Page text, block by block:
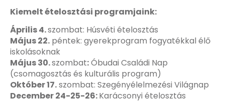
Kiemelt ételosztási programjaink:
Április 4.szombat: Húsvéti ételosztás
Május 22. péntek: gyerekprogram fogyatékkal élő
iskolásoknak
Május 30.szombat:Óbudai Családi Nap
(csomagosztás és kulturális program)
Október 17.szombat: Szegényélelmezési Világnap
December 24-25-26:Karácsonyi ételosztás